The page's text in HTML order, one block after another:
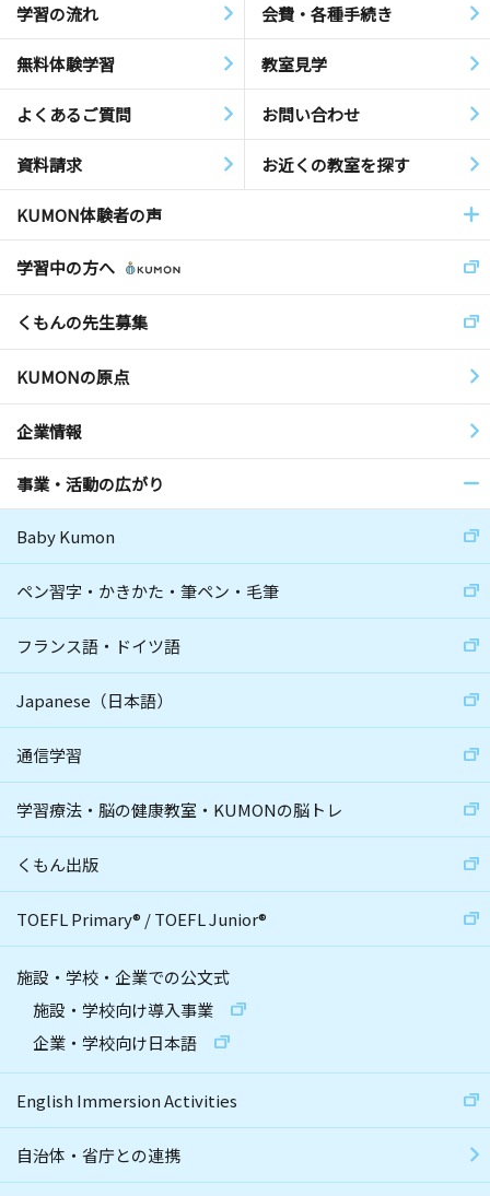
学習の流れ 会費・各種手続き
無料体験学習 教室見学
よくあるご質問 お問い合わせ
資料請求 お近くの教室を探す
KUMON体験者の声
学習中の方へ
くもんの先生募集
KUMONの原点
企業情報
事業・活動の広がり
Baby Kumon
ペン習字・かきかた・筆ペン・毛筆
フランス語・ドイツ語
Japanese（日本語）
通信学習
学習療法・脳の健康教室・KUMONの脳トレ
くもん出版
TOEFL Primary® /TOEFL Junior®
施設・学校・企業での公文式
施設・学校向け導入事業
企業・学校向け日本語
English Immersion Activities
自治体・省庁との連携